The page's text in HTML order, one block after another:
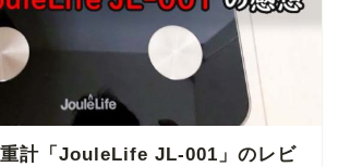
計「JouleLife JL-001」のレビ